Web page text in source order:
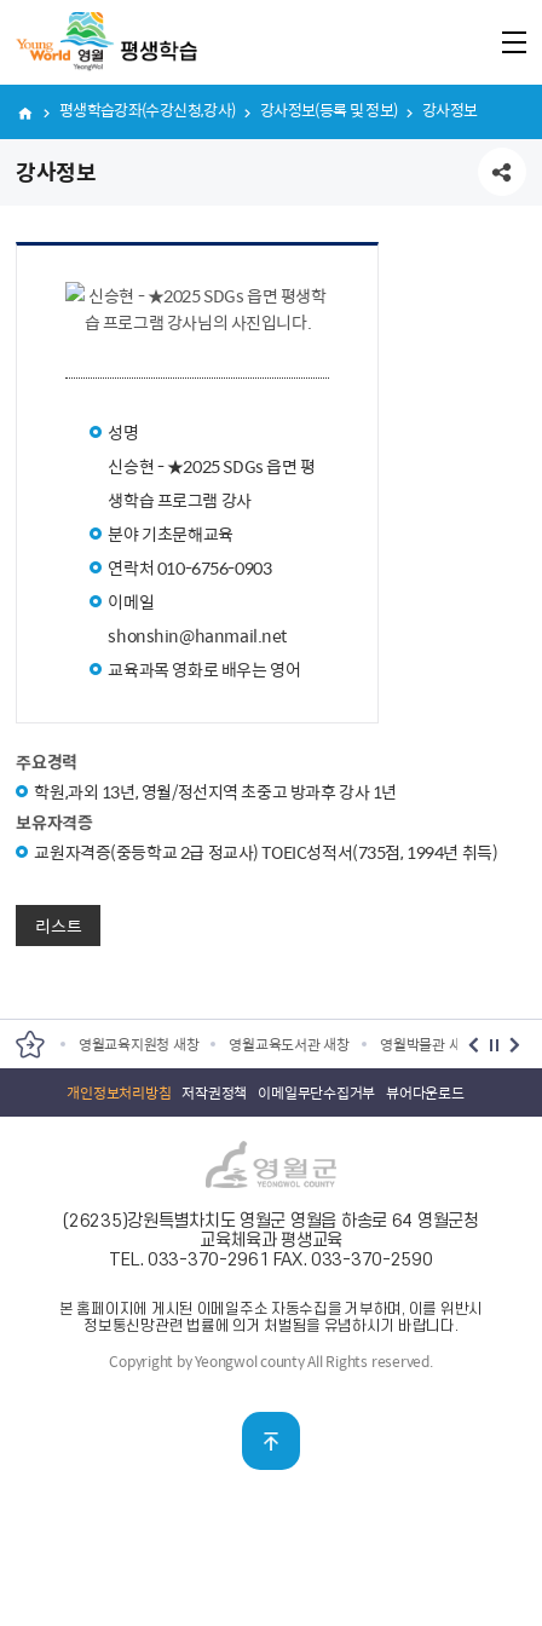
강사정보
평생학습강좌(수강신청,강사) 강사정보(등록 및 정보) 강사정보
성명
신승현 - ★2025 SDGs 읍면 평
생학습 프로그램 강사
분야기초문해교육
연락처 010-6756-0903
이메일
shonshin@hanmail.net
교육과목 영화로 배우는 영어
주요경력
학원,과외 13년, 영월/정선지역 초중고 방과후 강사 1년
보유자격증
교원자격증(중등학교 2급 정교사) TOEIC성적서(735점, 1994년 취득)
리스트
새창 영월교육지원청 새창 영월교육도서관 새창 영월박물관 새창 영월
개인정보처리방침 저작권정책 이메일무단수집거부 뷰어다운로드
(26235)강원특별차치도 영월군 영월읍 하송로 64 영월군청
교육체육과 평생교육
TEL. 033-370-2961 FAX. 033-370-2590
본 홈페이지에 게시된 이메일주소 자동수집을 거부하며, 이를 위반시
정보통신망관련 법률에 의거 처벌됨을 유념하시기 바랍니다.
Copyright by Yeongwol county All Rights reserved.
맨위로